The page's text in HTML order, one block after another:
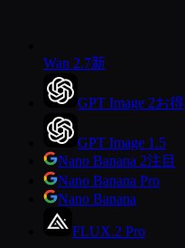
Wan 2.7新
GPT Image 2お得
GPT Image 1.5
Nano Banana 2注目
Nano Banana Pro
Nano Banana
FLUX.2 Pro